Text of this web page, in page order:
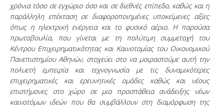
χρόνια τόσο σε εγχώριο όσο και σε διεθνές επίπεδο, καθώς και η
παράλληλη επέκταση σε διαφοροποιημένες υποκείμενες αξίες
όπως η ηλεκτρική ενέργεια και το φυσικό αέριο. Η παρούσα
πρωτοβουλία, που γίνεται με τη πολύτιμη συμμετοχή του
Κέντρου Επιχειρηματικότητας και Καινοτομίας του Οικονομικού
Πανεπιστημίου Αθηνών, στοχεύει στο να μοιραστούμε αυτή την
πολυετή εμπειρία και τεχνογνωσία με τις δυναμικότερες
επιχειρηματικές και ερευνητικές ομάδες καθώς και νέους
επιστήμονες στο χώρο σε μια προσπάθεια ανάδειξης νέων
καινοτόμων ιδεών που θα συμβάλλουν στη διαμόρφωση της